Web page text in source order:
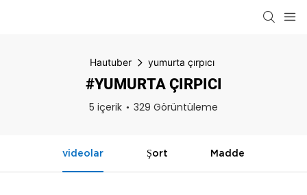
Hautuber yumurta çırpıcı
#YUMURTA ÇIRPICI
5 içerik 329 Görüntüleme
videolar Şort Madde